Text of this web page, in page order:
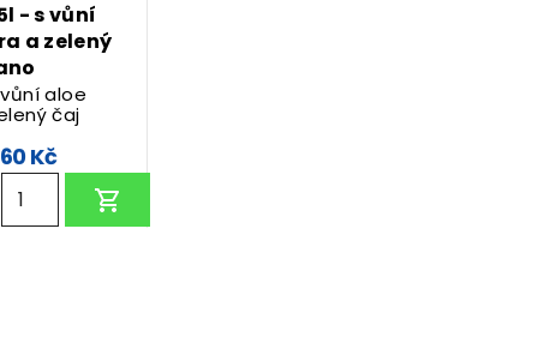
- s vůní
a zelený
aloe
čaj
Kč